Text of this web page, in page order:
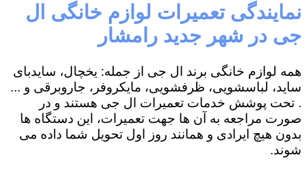
نمایندگی تعمیرات لوازم خانگی ال
جی در شهر جدید رامشار
همه لوازم خانگی برند ال جی از جمله: یخچال، سایدبای
ساید، لباسشویی، ظرفشویی، مایکروفر، جاروبرقی و ...
. تحت پوشش خدمات تعمیرات ال جی هستند و در
صورت مراجعه به آن ها جهت تعمیرات، این دستگاه ها
بدون هیچ ایرادی و همانند روز اول تحویل شما داده می
شوند.